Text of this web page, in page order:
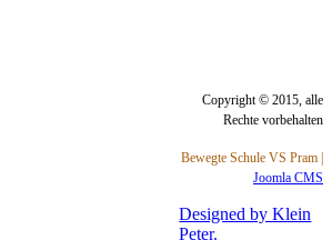
Copyright © 2015, alle
Rechte vorbehalten
Bewegte Schule VS Pram |
Joomla CMS
Designed by Klein
Peter.